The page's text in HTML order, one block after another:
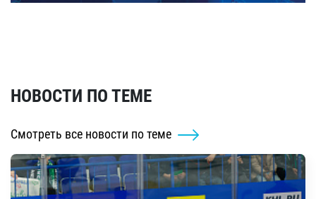
НОВОСТИ ПО ТЕМЕ
Смотреть все новости по теме